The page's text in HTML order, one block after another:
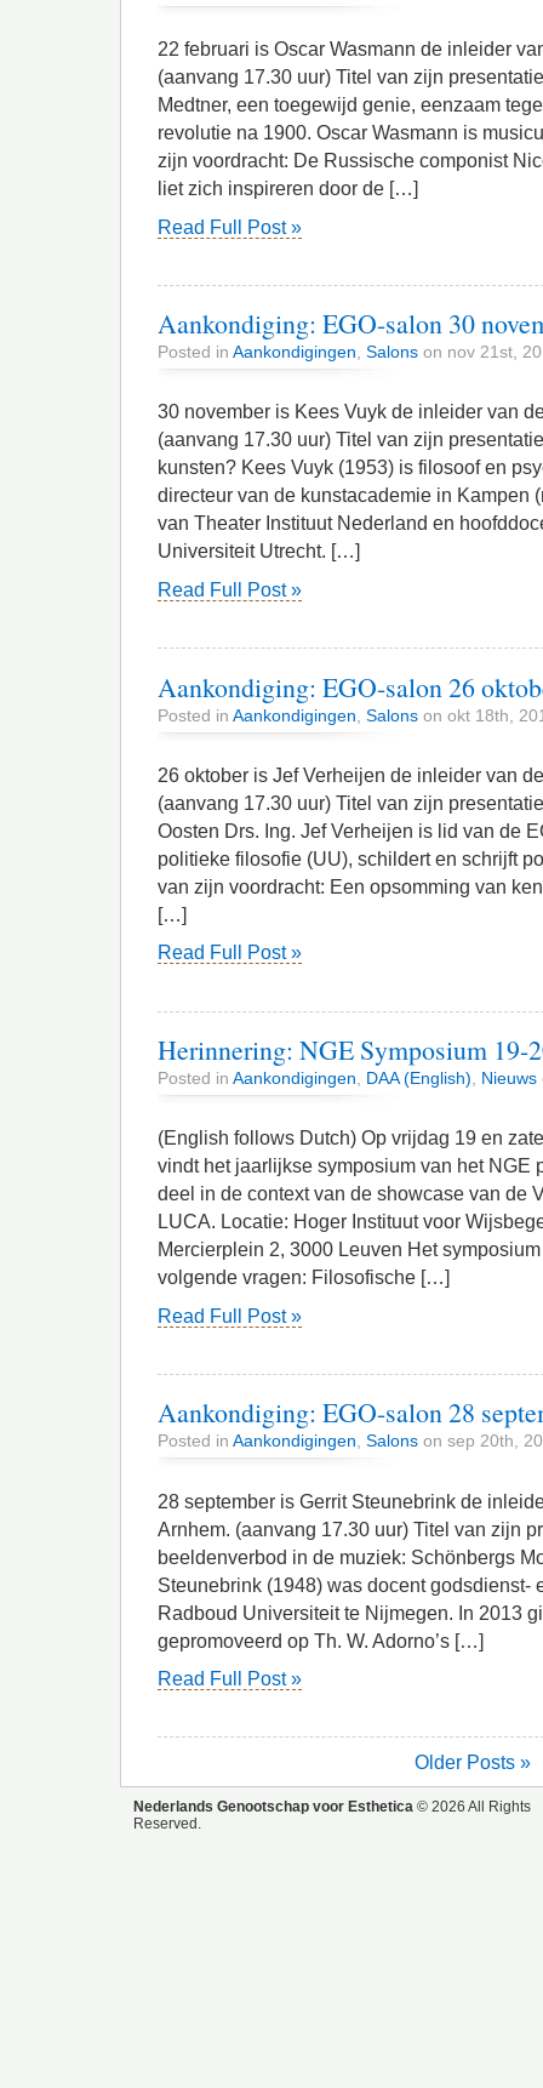
22 februari is Oscar Wasmann de inleider
(aanvang 17.30 uur) Titel van zijn
Medtner, een toegewijd genie, eenzaam
revolutie na 1900. Oscar Wasmann is
zijn voordracht: De Russische componist
liet zich inspireren door de […]
Read Full Post »
Aankondiging: EGO-salon 30
Posted in Aankondigingen, Salons on nov 21st,
30 november is Kees Vuyk de inleider van
(aanvang 17.30 uur) Titel van zijn
kunsten? Kees Vuyk (1953) is filosoof en
directeur van de kunstacademie in Kampen
van Theater Instituut Nederland en
Universiteit Utrecht. […]
Read Full Post »
Aankondiging: EGO-salon 26
Posted in Aankondigingen Salons on okt 18th,
26 oktober is Jef Verheijen de inleider van
(aanvang 17.30 uur) Titel van zijn
Oosten Drs. Ing. Jef Verheijen is lid van de
politieke filosofie (UU), schildert en schrijft
van zijn voordracht: Een opsomming van
[…]
Read Full Post »
Herinnering: NGE Symposium 19-
Posted in Aankondigingen DAA (English) Nieuws
(English follows Dutch) Op vrijdag 19 en
vindt het jaarlijkse symposium van het NGE
deel in de context van de showcase van de
LUCA. Locatie: Hoger Instituut voor
Mercierplein 2, 3000 Leuven Het
volgende vragen: Filosofische […]
Read Full Post »
Aankondiging: EGO-salon 28
Posted in Aankondigingen, Salons on sep 20th,
28 september is Gerrit Steunebrink de
Arnhem. (aanvang 17.30 uur) Titel van zijn
beeldenverbod in de muziek: Schönbergs
Steunebrink (1948) was docent godsdienst-
Radboud Universiteit te Nijmegen. In 2013
gepromoveerd op Th. W. Adorno’s […]
Read Full Post »
Older Posts »
Nederlands Genootschap voor Esthetica © 2026 All Rights
Reserved.